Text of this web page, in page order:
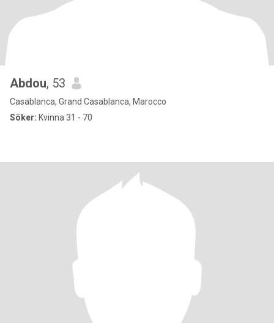
Abdou, 53
Casablanca, Grand Casablanca, Marocco
Söker: Kvinna 31 - 70